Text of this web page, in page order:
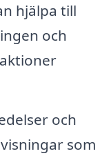
hjälpa till
och
och
som